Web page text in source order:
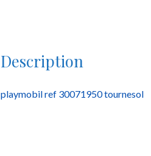
Description
playmobil ref 30071950 tournesol